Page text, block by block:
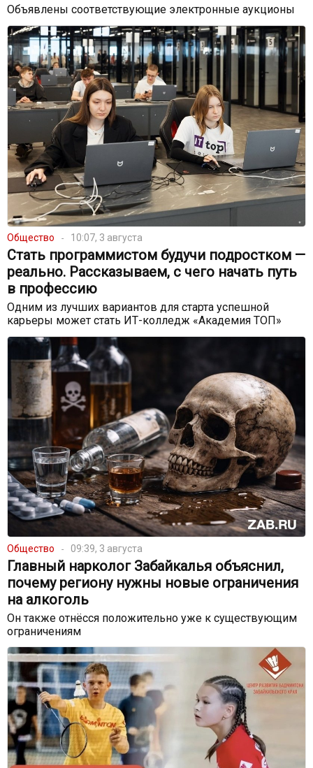
Объявлены соответствующие электронные аукционы
Общество 10:07, 3 августа
Стать программистом будучи подростком —
реально. Рассказываем, с чего начать путь
в профессию
Одним из лучших вариантов для старта успешной
карьеры может стать ИТ-колледж «Академия ТОП»
Общество 09:39, 3 августа
Главный нарколог Забайкалья объяснил,
почему региону нужны новые ограничения
на алкоголь
Он также отнёсся положительно уже к существующим
ограничениям